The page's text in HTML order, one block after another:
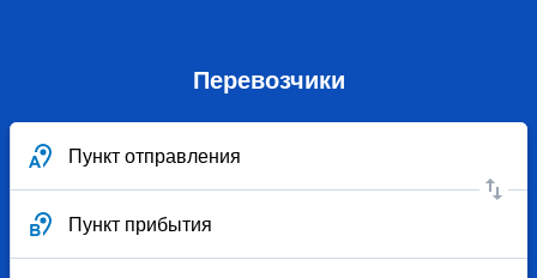
Перевозчики
Пункт отправления
Пункт прибытия